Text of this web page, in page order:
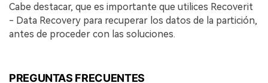
Cabe destacar, que es importante que utilices Recoverit
- Data Recovery para recuperar los datos de la partición,
antes de proceder con las soluciones.󠀲󠀡󠀩󠀣󠀡󠀣󠀠󠀨󠀥󠀳
PREGUNTAS FRECUENTES